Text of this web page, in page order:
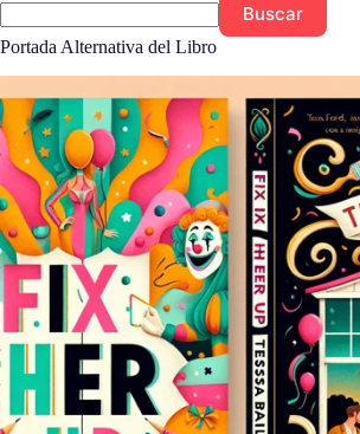
Buscar
Portada Alternativa del Libro